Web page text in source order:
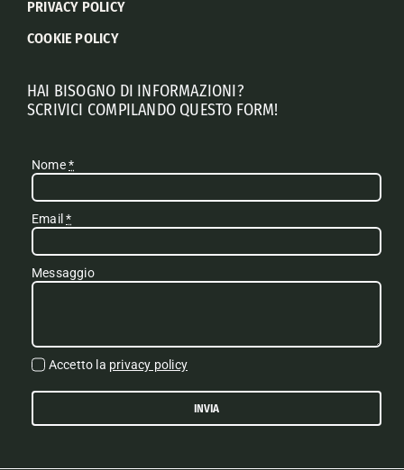
PRIVACY POLICY
COOKIE POLICY
HAI BISOGNO DI INFORMAZIONI?
SCRIVICI COMPILANDO QUESTO FORM!
Nome*
Email*
Messaggio
Accetto la privacy policy
INVIA